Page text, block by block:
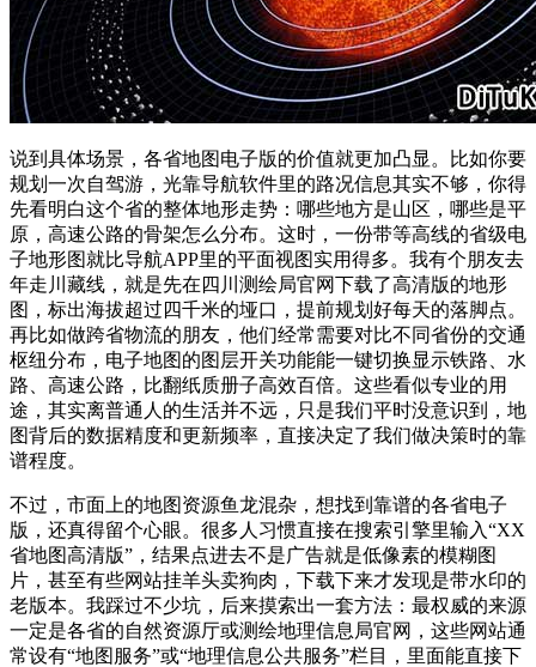
说到具体场景，各省地图电子版的价值就更加凸显。比如你要
规划一次自驾游，光靠导航软件里的路况信息其实不够，你得
先看明白这个省的整体地形走势：哪些地方是山区，哪些是平
原，高速公路的骨架怎么分布。这时，一份带等高线的省级电
子地形图就比导航APP里的平面视图实用得多。我有个朋友去
年走川藏线，就是先在四川测绘局官网下载了高清版的地形
图，标出海拔超过四千米的垭口，提前规划好每天的落脚点。
再比如做跨省物流的朋友，他们经常需要对比不同省份的交通
枢纽分布，电子地图的图层开关功能能一键切换显示铁路、水
路、高速公路，比翻纸质册子高效百倍。这些看似专业的用
途，其实离普通人的生活并不远，只是我们平时没意识到，地
图背后的数据精度和更新频率，直接决定了我们做决策时的靠
谱程度。
不过，市面上的地图资源鱼龙混杂，想找到靠谱的各省电子
版，还真得留个心眼。很多人习惯直接在搜索引擎里输入“XX
省地图高清版”，结果点进去不是广告就是低像素的模糊图
片，甚至有些网站挂羊头卖狗肉，下载下来才发现是带水印的
老版本。我踩过不少坑，后来摸索出一套方法：最权威的来源
一定是各省的自然资源厅或测绘地理信息局官网，这些网站通
常设有“地图服务”或“地理信息公共服务”栏目，里面能直接下